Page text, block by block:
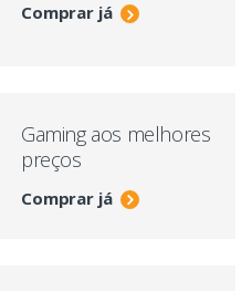
Comprar já
Gaming aos melhores
preços
Comprar já